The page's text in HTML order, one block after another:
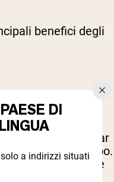
benefici degli
HIIT è la loro
per far
in poco tempo.
minuti e ottenere
di un'ora
DI
a indirizzi situati